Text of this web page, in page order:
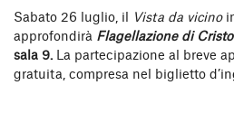
Sabato 26 luglio, il Vista da vicino
approfondirà Flagellazione di Cristo
sala 9. La partecipazione al breve
gratuita, compresa nel biglietto